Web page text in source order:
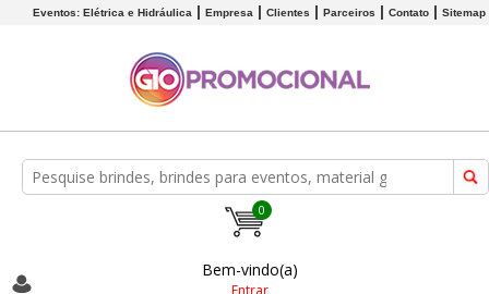
Eventos: Elétrica e Hidráulica Empresa Clientes Parceiros Contato Sitemap
0
Bem-vindo(a)
Entrar